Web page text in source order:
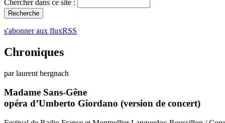
Chercher dans ce site :
s'abonner aux fluxRSS
Chroniques
par laurent bergnach
Madame Sans-Gêne
opéra d’Umberto Giordano (version de concert)